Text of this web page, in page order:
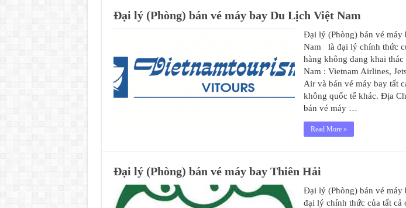
Đại lý (Phòng) bán vé máy bay Du Lịch Việt Nam
Đại lý (Phòng) bán vé máy
Nam là đại lý chính thức
hàng không đang khai
Nam : Vietnam Airlines,
Air và bán vé máy bay tất
không quốc tế khác. Địa
bán vé máy …
Read More »
Đại lý (Phòng) bán vé máy bay Thiên Hải
Đại lý (Phòng) bán vé máy
đại lý chính thức của tất cả